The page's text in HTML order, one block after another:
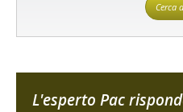
Cerca
L'esperto Pac